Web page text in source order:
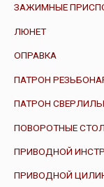
ЗАЖИМНЫЕ
ЛЮНЕТ
ОПРАВКА
ПАТРОН
ПАТРОН
ПОВОРОТНЫЕ
ПРИВОДНОЙ
ПРИВОДНОЙ